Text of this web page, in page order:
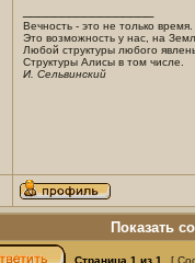
Вечность - это не только время.
Это возможность у нас, на
Любой структуры любого
Структуры Алисы в том числе.
И. Сельвинский
Показать
Страница 1 из 1 [